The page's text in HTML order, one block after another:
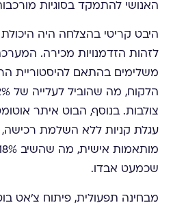
האנושי להתמקד בסוגיות
היבט קריטי בהצלחה היה
לזהות הזדמנויות מכירה.
משלימים בהתאם להיסטוריית
צולבות. בנוסף, הבוט איתר
עגלת קניות ללא השלמת
שכמעט אבדו.
מבחינה תפעולית, פיתוח צ'אט